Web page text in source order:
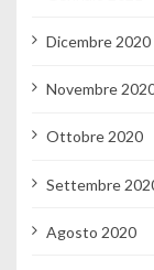
Dicembre 2020
Novembre
Ottobre 2020
Settembre
Agosto 2020